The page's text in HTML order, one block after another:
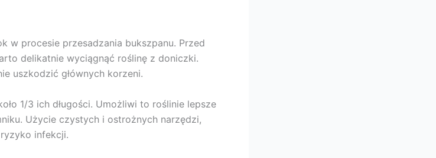
w procesie przesadzania bukszpanu. Przed
delikatnie wyciągnąć roślinę z doniczki.
uszkodzić głównych korzeni.
1/3 ich długości. Umożliwi to roślinie lepsze
Użycie czystych i ostrożnych narzędzi,
infekcji.